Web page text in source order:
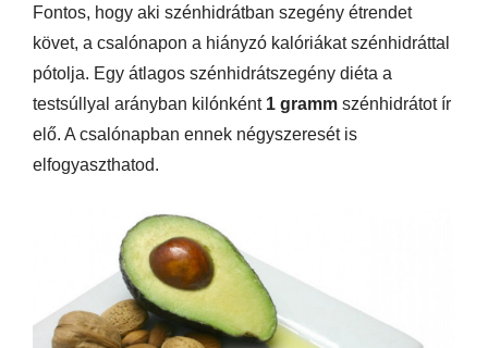
Fontos, hogy aki szénhidrátban szegény étrendet
követ, a csalónapon a hiányzó kalóriákat szénhidráttal
pótolja. Egy átlagos szénhidrátszegény diéta a
testsúllyal arányban kilónként 1 gramm szénhidrátot ír
elő. A csalónapban ennek négyszeresét is
elfogyaszthatod.